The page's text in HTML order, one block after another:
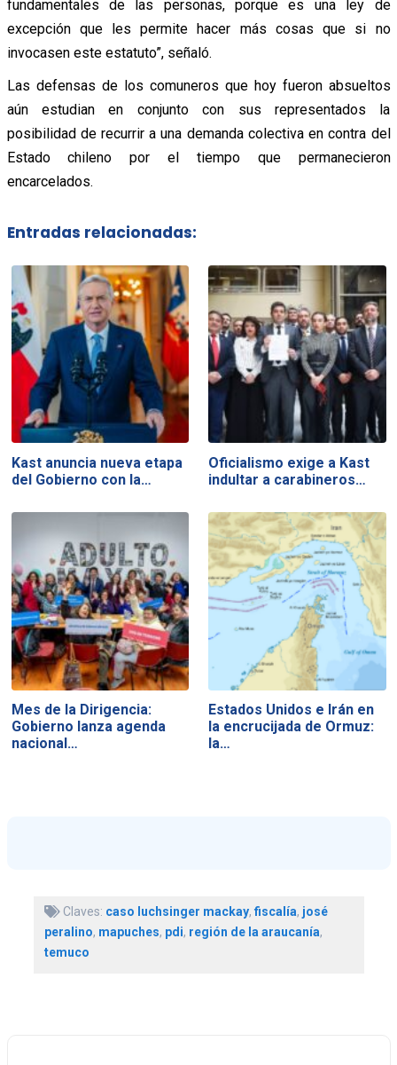
fundamentales de las personas, porque es una ley de
excepción que les permite hacer más cosas que si no
invocasen este estatuto”, señaló.
Las defensas de los comuneros que hoy fueron absueltos
aún estudian en conjunto con sus representados la
posibilidad de recurrir a una demanda colectiva en contra del
Estado chileno por el tiempo que permanecieron
encarcelados.
Entradas relacionadas:
Kast anuncia nueva etapa
del Gobierno con la…
Oficialismo exige a Kast
indultar a carabineros…
Mes de la Dirigencia:
Gobierno lanza agenda
nacional…
Estados Unidos e Irán en
la encrucijada de Ormuz:
la…
Claves: caso luchsinger mackay, fiscalía, josé
peralino, mapuches, pdi, región de la araucanía,
temuco